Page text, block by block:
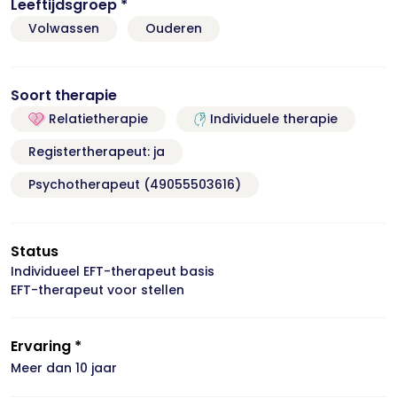
Leeftijdsgroep *
Volwassen Ouderen
Soort therapie
Relatietherapie
Individuele therapie
Registertherapeut: ja
Psychotherapeut (49055503616)
Status
Individueel EFT-therapeut basis
EFT-therapeut voor stellen
Ervaring *
Meer dan 10 jaar